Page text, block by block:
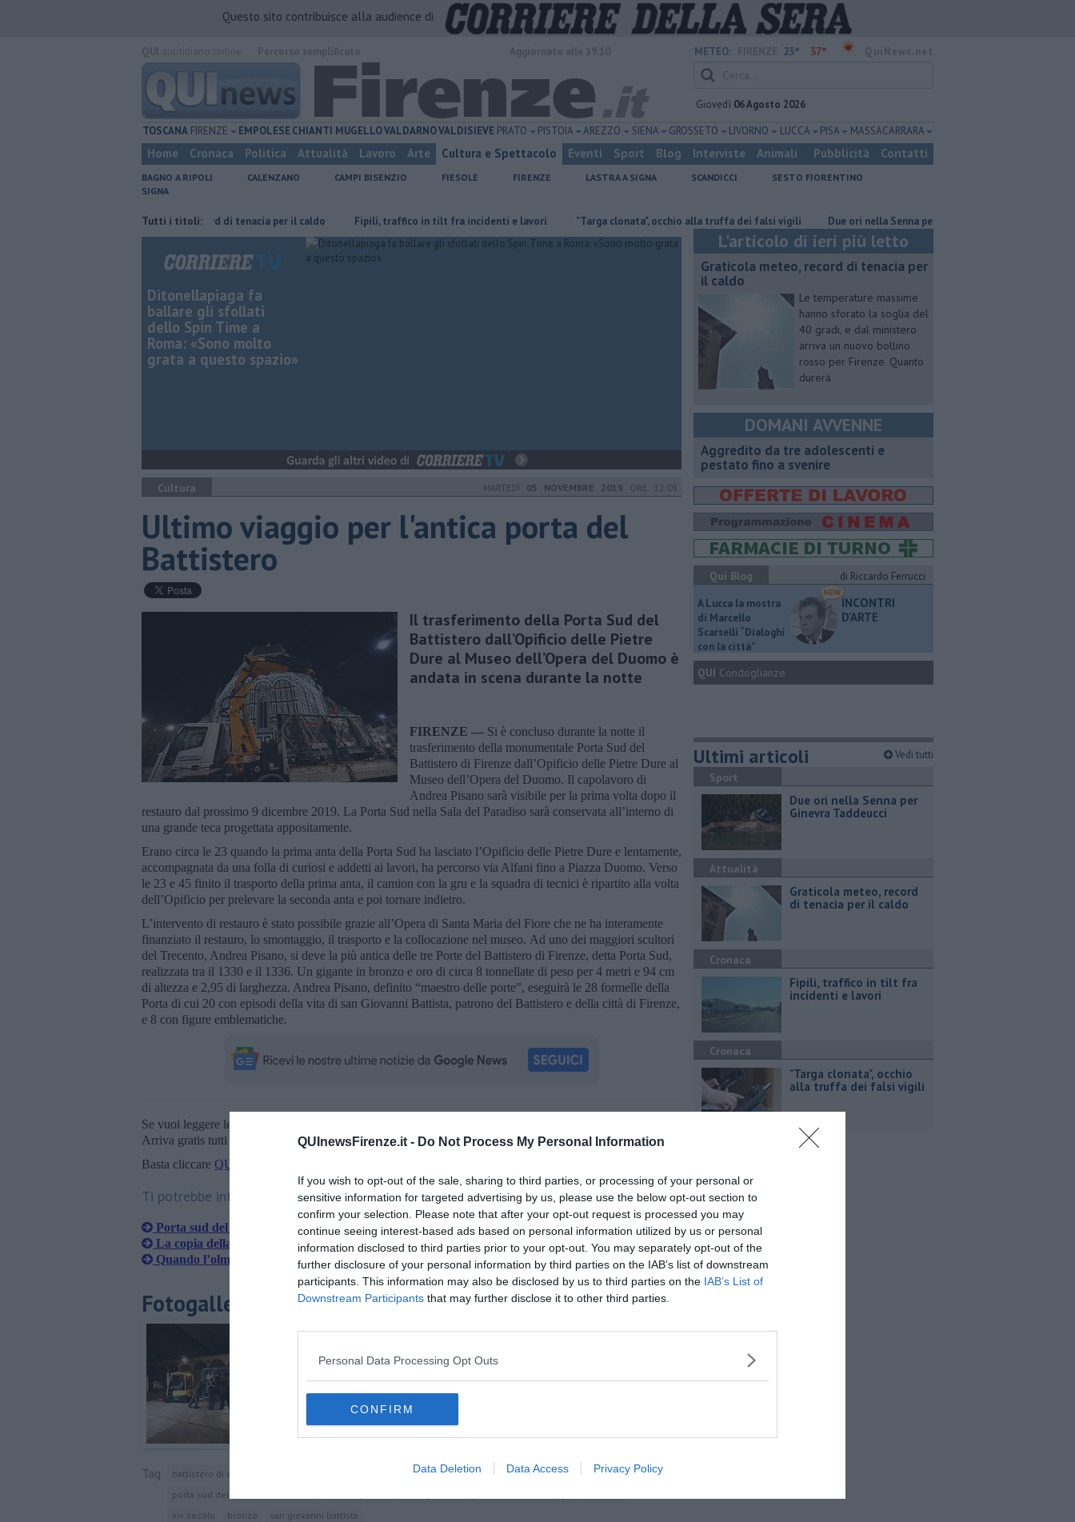
QUInewsFirenze.it - Do Not Process My Personal Information
If you wish to opt-out of the sale, sharing to third parties, or processing of your personal or
sensitive information for targeted advertising by us, please use the below opt-out section to
confirm your selection. Please note that after your opt-out request is processed you may
continue seeing interest-based ads based on personal information utilized by us or personal
information disclosed to third parties prior to your opt-out. You may separately opt-out of the
further disclosure of your personal information by third parties on the IAB’s list of downstream
participants. This information may also be disclosed by us to third parties on the IAB’s List of
Downstream Participants that may further disclose it to other third parties.
Personal Data Processing Opt Outs
CONFIRM
Data Deletion Data Access Privacy Policy
Questo sito contribuisce alla audience di
METEO: 23° 37°
Giovedì 06 Agosto 2026
TOSCANA FIRENZE EMPOLESECHIANTI MUGELLOVALDARNOVALDISIEVE PRATO PISTOIA AREZZO SIENA GROSSETO LIVORNO LUCCA PISA MASSA CARRARA
Home Cronaca Politica Attualità Lavoro Arte Cultura e Spettacolo Eventi Sport Blog Interviste Animali Pubblicità Contatti
BAGNO A RIPOLI CALENZANO CAMPI BISENZIO FIESOLE FIRENZE LASTRA A SIGNA SCANDICCI
SESTO FIORENTINO
SIGNA
Tutti i titoli:
Graticola meteo, record di tenacia per il caldo Fipili, traffico in tilt fra incidenti e lavori "Targa clonata", occhio alla truffa dei falsi vigili Due ori nella Senna per Ginevra Taddeucci
Ditonellapiaga fa
ballare gli sfollati
dello Spin Time a
Roma: «Sono molto
grata a questo spazio»
Cultura MARTEDÌ 05 NOVEMBRE 2019 ORE 12:01
Ultimo viaggio per l'antica porta del
Battistero
Il trasferimento della Porta Sud del
Battistero dall’Opificio delle Pietre
Dure al Museo dell’Opera del Duomo è
andata in scena durante la notte
FIRENZE — Si è concluso durante la notte il
trasferimento della monumentale Porta Sud del
Battistero di Firenze dall’Opificio delle Pietre Dure al
Museo dell’Opera del Duomo. Il capolavoro di
Andrea Pisano sarà visibile per la prima volta dopo il
restauro dal prossimo 9 dicembre 2019. La Porta Sud nella Sala del Paradiso sarà conservata all’interno di
una grande teca progettata appositamente.
Erano circa le 23 quando la prima anta della Porta Sud ha lasciato l’Opificio delle Pietre Dure e lentamente,
accompagnata da una folla di curiosi e addetti ai lavori, ha percorso via Alfani fino a Piazza Duomo. Verso
le 23 e 45 finito il trasporto della prima anta, il camion con la gru e la squadra di tecnici è ripartito alla volta
dell’Opificio per prelevare la seconda anta e poi tornare indietro.
L’intervento di restauro è stato possibile grazie all’Opera di Santa Maria del Fiore che ne ha interamente
finanziato il restauro, lo smontaggio, il trasporto e la collocazione nel museo. Ad uno dei maggiori scultori
del Trecento, Andrea Pisano, si deve la più antica delle tre Porte del Battistero di Firenze, detta Porta Sud,
realizzata tra il 1330 e il 1336. Un gigante in bronzo e oro di circa 8 tonnellate di peso per 4 metri e 94 cm
di altezza e 2,95 di larghezza. Andrea Pisano, definito “maestro delle porte”, eseguirà le 28 formelle della
Porta di cui 20 con episodi della vita di san Giovanni Battista, patrono del Battistero e della città di Firenze,
e 8 con figure emblematiche.
Se vuoi leggere le notizie principali della Toscana iscriviti alla
Arriva gratis tutti i giorni alle 20:00 direttamente nella tua casella di posta.
Basta cliccare QUI
Ti potrebbe interessare anche:
Porta sud del Battistero, restauro concluso
La copia della porta sud si è aperta alla città
​Quando l’olmo rifiorì per san Zanobi
Fotogallery
Tag battistero di san giovanni opificio delle pietre dure
museo dell'opera del duomo
porta sud del battistero di firenze
xiv secolo
bronzo san giovanni battista
L'articolo di ieri più letto
Graticola meteo, record di tenacia per
il caldo
Le temperature massime
hanno sforato la soglia del
40 gradi, e dal ministero
arriva un nuovo bollino
rosso per Firenze. Quanto
durerà
DOMANI AVVENNE
Aggredito da tre adolescenti e
pestato fino a svenire
Qui Blog
di Riccardo Ferrucci
A Lucca la mostra
di Marcello
Scarselli “Dialoghi
con la città"
INCONTRI
D'ARTE
QUI Condoglianze
Ultimi articoli Vedi tutti
Sport
Due ori nella Senna per
Ginevra Taddeucci
Attualità
Graticola meteo, record
di tenacia per il caldo
Cronaca
Fipili, traffico in tilt fra
incidenti e lavori
Cronaca
"Targa clonata", occhio
alla truffa dei falsi vigili